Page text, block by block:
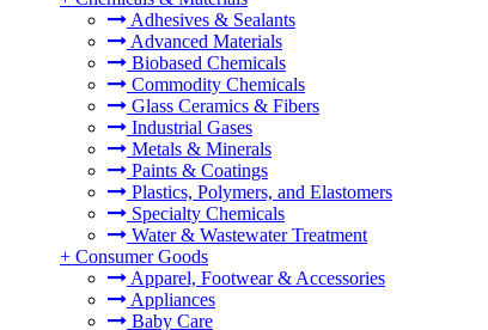
Adhesives & Sealants
Advanced Materials
Biobased Chemicals
Commodity Chemicals
Glass Ceramics & Fibers
Industrial Gases
Metals & Minerals
Paints & Coatings
Plastics, Polymers, and Elastomers
Specialty Chemicals
Water & Wastewater Treatment
+ Consumer Goods
Apparel, Footwear & Accessories
Appliances
Baby Care